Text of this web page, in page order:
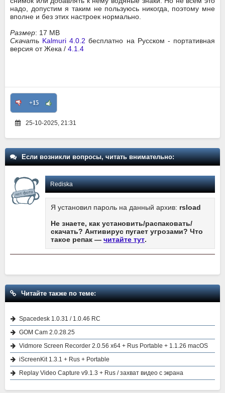
надо, допустим я таким не пользуюсь никогда, поэтому мне
вполне и без этих настроек нормально.
Размер: 17 MB
Скачать Kalmuri 4.0.2 бесплатно на Русском - портативная
версия от Жека / 4.1.4
+15
25-10-2025, 21:31
Если возникли вопросы, читать внимательно:
Rediska
Я установил пароль на данный архив: rsload
Не знаете, как установить/распаковать/
скачать? Антивирус пугает угрозами? Что
такое репак — читайте тут.
Читайте также по теме:
Spacedesk 1.0.31 / 1.0.46 RC
GOM Cam 2.0.28.25
Vidmore Screen Recorder 2.0.56 x64 + Rus Portable + 1.1.26 macOS
iScreenKit 1.3.1 + Rus + Portable
Replay Video Capture v9.1.3 + Rus / захват видео с экрана